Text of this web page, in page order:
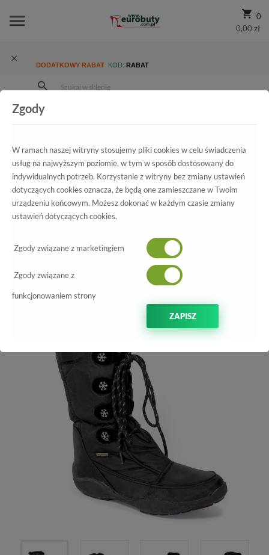
0
0,00 zł
DODATKOWY RABAT KOD: RABAT
Damskie
Półbuty
Wszystkie produkty
908B-A Waterproof Black.Prz
Zgody
W ramach naszej witryny stosujemy pliki cookies w celu świadczenia
usług na najwyższym poziomie, w tym w sposób dostosowany do
indywidualnych potrzeb. Korzystanie z witryny bez zmiany ustawień
dotyczących cookies oznacza, że będą one zamieszczane w Twoim
urządzeniu końcowym. Możesz dokonać w każdym czasie zmiany
ustawień dotyczących cookies.
Zgody związane z marketingiem
Zgody związane z
funkcjonowaniem strony
ZAPISZ